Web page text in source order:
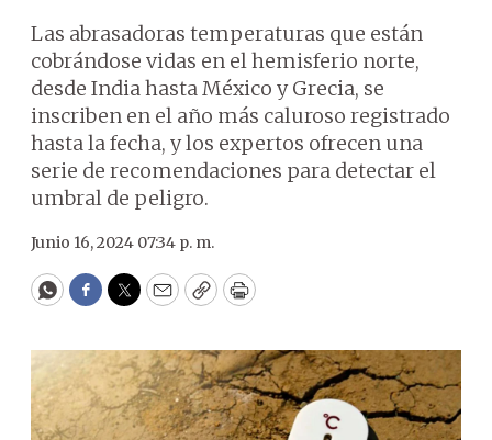
Las abrasadoras temperaturas que están
cobrándose vidas en el hemisferio norte,
desde India hasta México y Grecia, se
inscriben en el año más caluroso registrado
hasta la fecha, y los expertos ofrecen una
serie de recomendaciones para detectar el
umbral de peligro.
Junio 16, 2024 07:34 p. m.
WhatsApp
Facebook
Twitter
EmailCopyPrint